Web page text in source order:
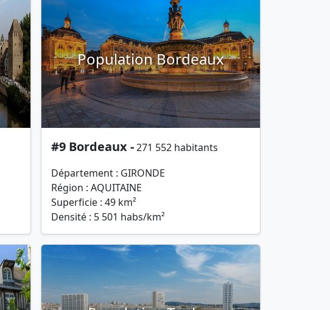
Population Bordeaux
#9 Bordeaux -271 552 habitants
Département : GIRONDE
Région : AQUITAINE
Superficie : 49 km²
Densité : 5 501 habs/km²